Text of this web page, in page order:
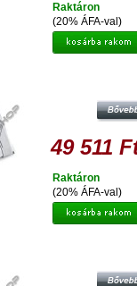
(20% ÁFA-val)
Raktáron
USB 3.0
49 511
(20% ÁFA-val)
Raktáron
USB 3.0